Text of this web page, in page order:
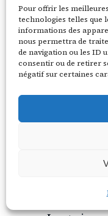
Pour offrir les
technologies telles que
informations des
nous permettra de
de navigation ou les ID
consentir ou de retirer
négatif sur certaines
un truc de
Les Hongrois y
Voici les quatre
honnête.
Széchenyi — le
photos),